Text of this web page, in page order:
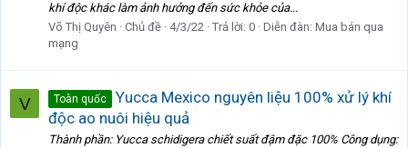
khí độc khác làm ảnh hưởng đến sức khỏe của...
Võ Thị Quyên
Chủ đề 4/3/22 Trả lời: 0 Diễn đàn: Mua bán qua
mạng
V Toàn quốc
Yucca Mexico nguyên liệu 100% xử lý khí
độc ao nuôi hiệu quả
Thành phần: Yucca schidigera chiết suất đậm đặc 100% Công dụng: